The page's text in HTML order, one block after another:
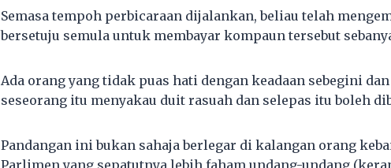
Semasa tempoh perbicaraan dijalankan, beliau telah
bersetuju semula untuk membayar kompaun tersebut
Ada orang yang tidak puas hati dengan keadaan sebegini
seseorang itu menyakau duit rasuah dan selepas itu boleh
Pandangan ini bukan sahaja berlegar di kalangan orang